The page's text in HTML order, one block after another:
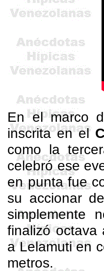
En el marco
inscrita en el
como la
celebró ese
en punta fue
su accionar
simplemente
finalizó
aLelamutien
metros.